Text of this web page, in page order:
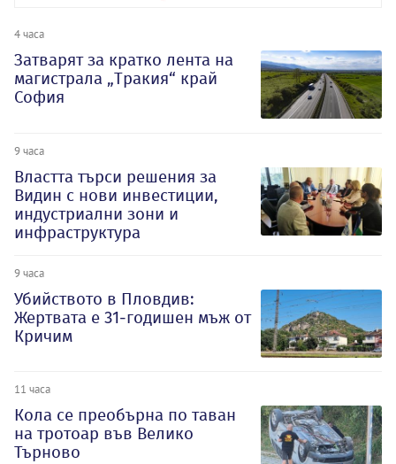
4 часа
Затварят за кратко лента на
магистрала „Тракия“ край
София
9 часа
Властта търси решения за
Видин с нови инвестиции,
индустриални зони и
инфраструктура
9 часа
Убийството в Пловдив:
Жертвата е 31-годишен мъж от
Кричим
11 часа
Кола се преобърна по таван
на тротоар във Велико
Търново